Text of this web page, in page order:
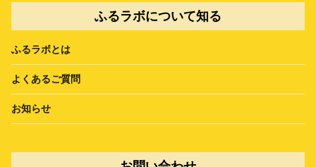
ふるラボについて知る
ふるラボとは
よくあるご質問
お知らせ